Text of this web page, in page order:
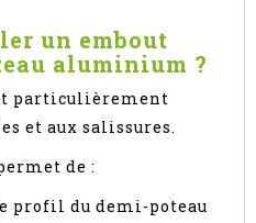
un embout
aluminium ?
particulièrement
et aux salissures.
de :
profil du demi-poteau